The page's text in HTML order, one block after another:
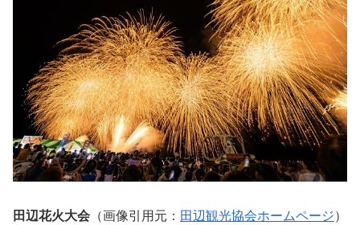
田辺花火大会 （画像引用元： 田辺観光協会ホームページ）